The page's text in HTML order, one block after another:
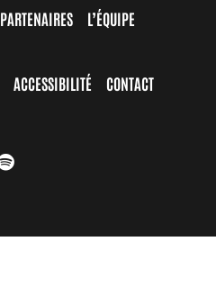
PARTENAIRES L’ÉQUIPE
ACCESSIBILITÉ CONTACT